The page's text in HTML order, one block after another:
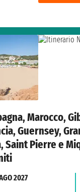
Marocco,
Guernsey,
Saint Pierre e
2027